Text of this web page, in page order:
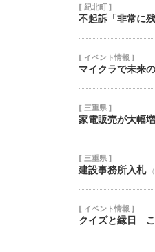
[ 紀北町 ]
不起訴「非常に
[ イベント情報 ]
マイクラで未来
[ 三重県 ]
家電販売が大幅
[ 三重県 ]
建設事務所入札
[ イベント情報 ]
クイズと縁日